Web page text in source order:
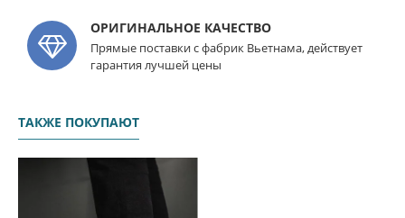
ОРИГИНАЛЬНОЕ КАЧЕСТВО
Прямые поставки с фабрик Вьетнама, действует
гарантия лучшей цены
ТАКЖЕ ПОКУПАЮТ